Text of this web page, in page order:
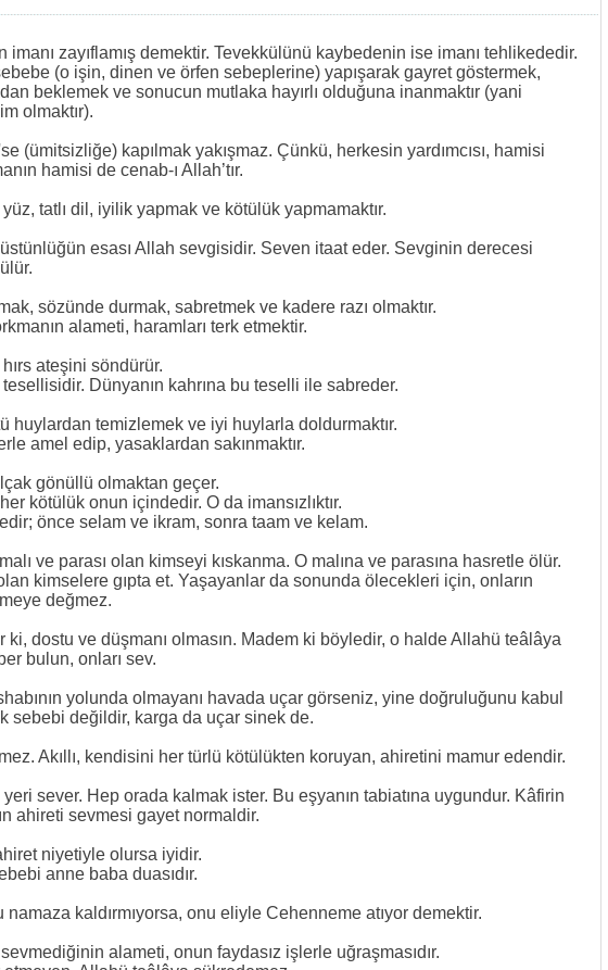
imanı zayıflamış demektir. Tevekkülünü kaybedenin ise imanı tehlikededir.
(o işin, dinen ve örfen sebeplerine) yapışarak gayret göstermek,
beklemek ve sonucun mutlaka hayırlı olduğuna inanmaktır (yani
olmaktır).
(ümitsizliğe) kapılmak yakışmaz. Çünkü, herkesin yardımcısı, hamisi
hamisi de cenab-ı Allah’tır.
tatlı dil, iyilik yapmak ve kötülük yapmamaktır.
esası Allah sevgisidir. Seven itaat eder. Sevginin derecesi
sözünde durmak, sabretmek ve kadere razı olmaktır.
alameti, haramları terk etmektir.
ateşini söndürür.
Dünyanın kahrına bu teselli ile sabreder.
huylardan temizlemek ve iyi huylarla doldurmaktır.
amel edip, yasaklardan sakınmaktır.
gönüllü olmaktan geçer.
kötülük onun içindedir. O da imansızlıktır.
önce selam ve ikram, sonra taam ve kelam.
ve parası olan kimseyi kıskanma. O malına ve parasına hasretle ölür.
kimselere gıpta et. Yaşayanlar da sonunda ölecekleri için, onların
değmez.
ki, dostu ve düşmanı olmasın. Madem ki böyledir, o halde Allahü teâlâya
bulun, onları sev.
yolunda olmayanı havada uçar görseniz, yine doğruluğunu kabul
sebebi değildir, karga da uçar sinek de.
Akıllı, kendisini her türlü kötülükten koruyan, ahiretini mamur edendir.
sever. Hep orada kalmak ister. Bu eşyanın tabiatına uygundur. Kâfirin
ahireti sevmesi gayet normaldir.
niyetiyle olursa iyidir.
anne baba duasıdır.
kaldırmıyorsa, onu eliyle Cehenneme atıyor demektir.
alameti, onun faydasız işlerle uğraşmasıdır.